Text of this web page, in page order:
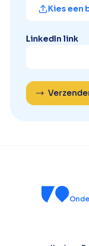
Kies een
LinkedIn link